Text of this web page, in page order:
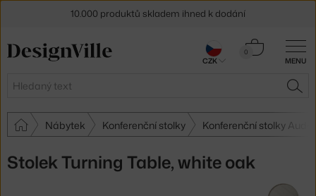
MENU
Hledat
0
Košík
Nábytek Konferenční stolky Konferenční stolky
Stolek Turning Table, white oak
10.000 produktů skladem ihned k dodání
Sleva 5 % pro odběratele
CZK